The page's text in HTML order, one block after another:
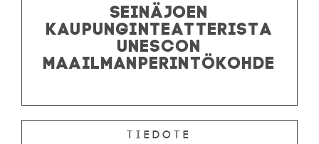
SEINÄJOEN
KAUPUNGINTEATTERISTA
UNESCON
MAAILMANPERINTÖKOHDE
Tiedote